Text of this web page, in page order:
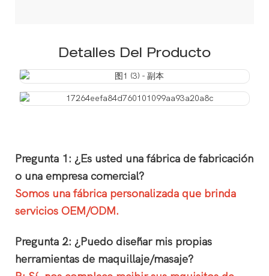
Detalles Del Producto
Pregunta 1: ¿Es usted una fábrica de fabricación
o una empresa comercial?
Somos una fábrica personalizada que brinda
servicios OEM/ODM.
Pregunta 2: ¿Puedo diseñar mis propias
herramientas de maquillaje/masaje?